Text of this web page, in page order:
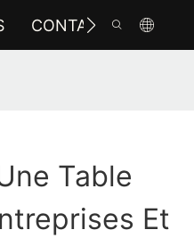
CONTACTEZ-NOUS
Table
Et